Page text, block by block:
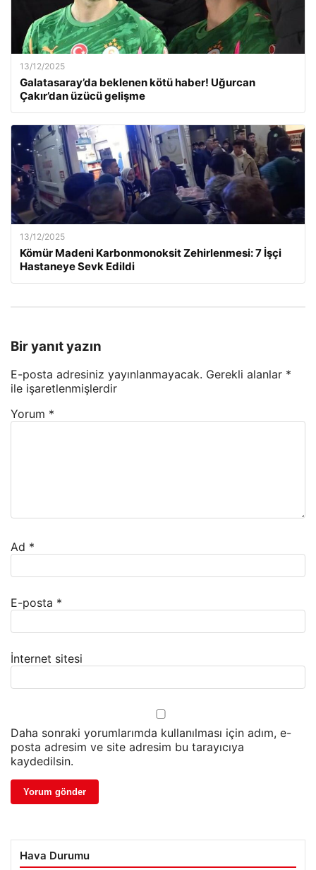
13/12/2025
Galatasaray’da beklenen kötü haber! Uğurcan
Çakır’dan üzücü gelişme
13/12/2025
Kömür Madeni Karbonmonoksit Zehirlenmesi: 7 İşçi
Hastaneye Sevk Edildi
Bir yanıt yazın
E-posta adresiniz yayınlanmayacak. Gerekli alanlar *
ile işaretlenmişlerdir
Yorum *
Ad *
E-posta *
İnternet sitesi
Daha sonraki yorumlarımda kullanılması için adım, e-
posta adresim ve site adresim bu tarayıcıya
kaydedilsin.
Hava Durumu